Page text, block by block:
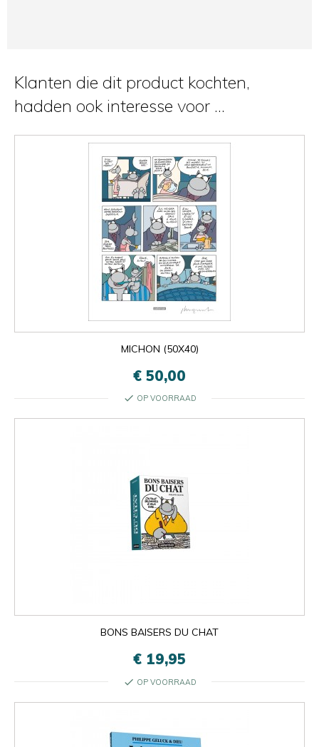
Klanten die dit product kochten,
hadden ook interesse voor ...
MICHON (50X40)
€ 50,00
check OP VOORRAAD
BONS BAISERS DU CHAT
€ 19,95
check OP VOORRAAD